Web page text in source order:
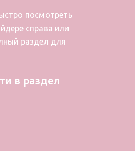
посмотреть
справа или
раздел для
в раздел
бор 39RS